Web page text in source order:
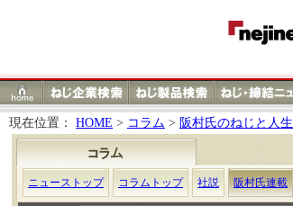
現在位置： HOME > コラム > 阪村氏のねじと人生
ニューストップ コラムトップ 社説 阪村氏連載